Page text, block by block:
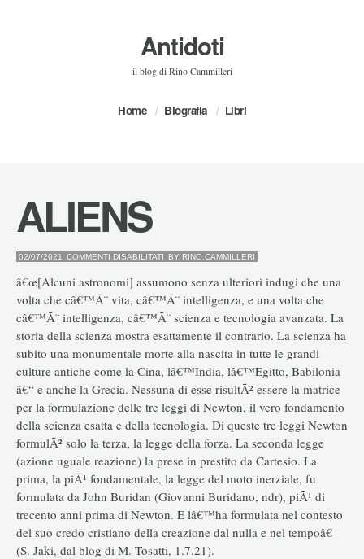
Antidoti
il blog di Rino Cammilleri
Home Biografia Libri
ALIENS
02/07/2021 COMMENTI DISABILITATI SU
BY RINO.CAMMILLERI
â€œ[Alcuni astronomi] assumono senza ulteriori indugi che una
volta che câ€™Ã¨ vita, câ€™Ã¨ intelligenza, e una volta che
câ€™Ã¨ intelligenza, câ€™Ã¨ scienza e tecnologia avanzata. La
storia della scienza mostra esattamente il contrario. La scienza ha
subito una monumentale morte alla nascita in tutte le grandi
culture antiche come la Cina, lâ€™India, lâ€™Egitto, Babilonia
â€“ e anche la Grecia. Nessuna di esse risultÃ² essere la matrice
per la formulazione delle tre leggi di Newton, il vero fondamento
della scienza esatta e della tecnologia. Di queste tre leggi Newton
formulÃ² solo la terza, la legge della forza. La seconda legge
(azione uguale reazione) la prese in prestito da Cartesio. La
prima, la piÃ¹ fondamentale, la legge del moto inerziale, fu
formulata da John Buridan (Giovanni Buridano, ndr), piÃ¹ di
trecento anni prima di Newton. E lâ€™ha formulata nel contesto
del suo credo cristiano della creazione dal nulla e nel tempoâ€
(S. Jaki, dal blog di M. Tosatti, 1.7.21).